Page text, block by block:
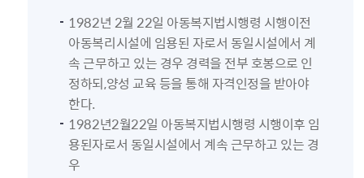
1982년 2월 22일 아동복지법시행령 시행이전
아동복리시설에 임용된 자로서 동일시설에서 계
속 근무하고 있는 경우 경력을 전부 호봉으로 인
정하되,양성 교육 등을 통해 자격인정을 받아야
한다.
1982년2월22일 아동복지법시행령 시행이후 임
용된자로서 동일시설에서 계속 근무하고 있는 경
우